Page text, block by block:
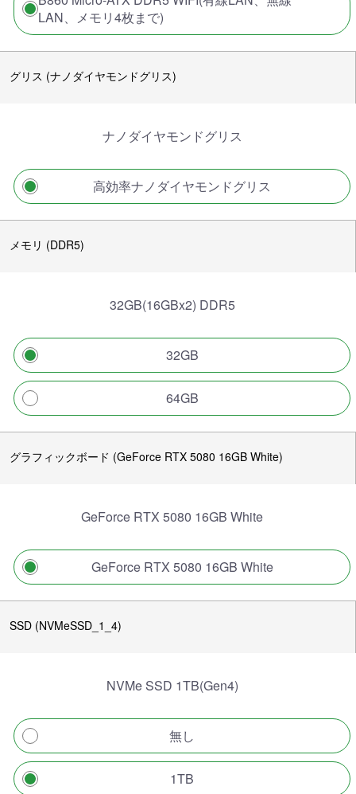
LAN、メモリ4枚まで)
グリス (ナノダイヤモンドグリス)
ナノダイヤモンドグリス
高効率ナノダイヤモンドグリス
メモリ (DDR5)
32GB(16GBx2) DDR5
32GB
64GB
グラフィックボード (GeForce RTX 5080 16GB White)
GeForce RTX 5080 16GB White
GeForce RTX 5080 16GB White
SSD (NVMeSSD_1_4)
NVMe SSD 1TB(Gen4)
無し
1TB